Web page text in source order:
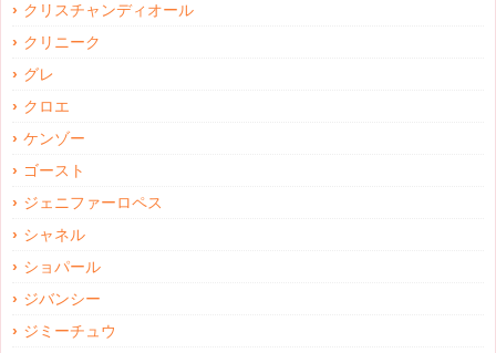
クリスチャンディオール
クリニーク
グレ
クロエ
ケンゾー
ゴースト
ジェニファーロペス
シャネル
ショパール
ジバンシー
ジミーチュウ